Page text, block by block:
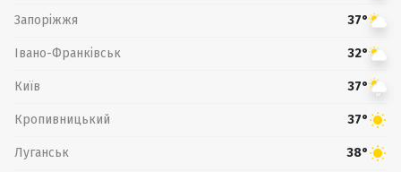
Запоріжжя 37°
Івано-Франківськ 32°
Київ 37°
Кропивницький 37°
Луганськ 38°